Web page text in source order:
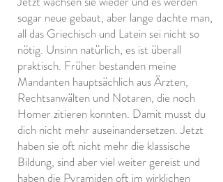
sogar neue gebaut, aber lange dachte man,
all das Griechisch und Latein sei nicht so
nötig. Unsinn natürlich, es ist überall
praktisch. Früher bestanden meine
Mandanten hauptsächlich aus Ärzten,
Rechtsanwälten und Notaren, die noch
Homer zitieren konnten. Damit musst du
dich nicht mehr auseinandersetzen. Jetzt
haben sie oft nicht mehr die klassische
Bildung, sind aber viel weiter gereist und
haben die Pyramiden oft im wirklichen